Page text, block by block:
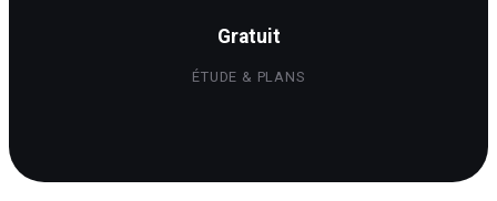
Gratuit
ÉTUDE & PLANS